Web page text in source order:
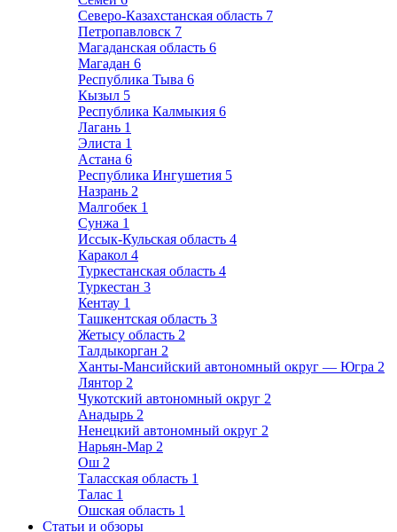
Северо-Казахстанская область 7
Петропавловск 7
Магаданская область 6
Магадан 6
Республика Тыва 6
Кызыл 5
Республика Калмыкия 6
Лагань 1
Элиста 1
Астана 6
Республика Ингушетия 5
Назрань 2
Малгобек 1
Сунжа 1
Иссык-Кульская область 4
Каракол 4
Туркестанская область 4
Туркестан 3
Кентау 1
Ташкентская область 3
Жетысу область 2
Талдыкорган 2
Ханты-Мансийский автономный округ — Югра 2
Лянтор 2
Чукотский автономный округ 2
Анадырь 2
Ненецкий автономный округ 2
Нарьян-Мар 2
Ош 2
Таласская область 1
Талас 1
Ошская область 1
Статьи и обзоры